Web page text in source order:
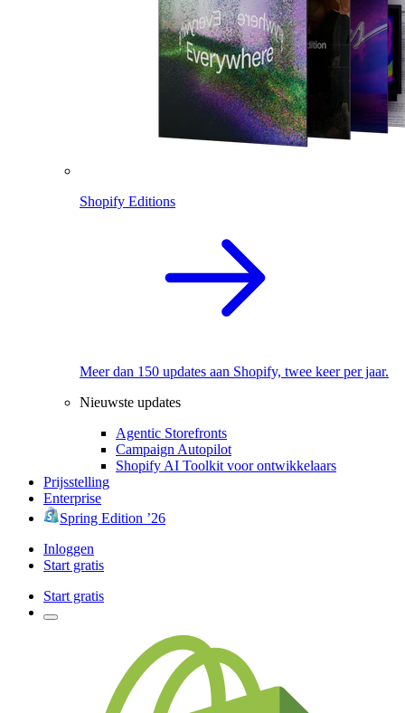
Shopify Editions
Meer dan 150 updates aan Shopify, twee keer per jaar.
Nieuwste updates
Agentic Storefronts
Campaign Autopilot
Shopify AI Toolkit voor ontwikkelaars
Prijsstelling
Enterprise
Spring Edition ’26
Inloggen
Start gratis
Start gratis